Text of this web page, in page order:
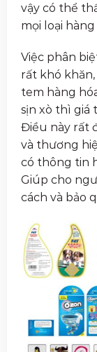
vậy có thể
mọi loại hàng
Việc phân
rất khó
tem hàng
sịn xò thì giá
Điều này rất
và thương
có thông tin
Giúp cho
cách và bảo